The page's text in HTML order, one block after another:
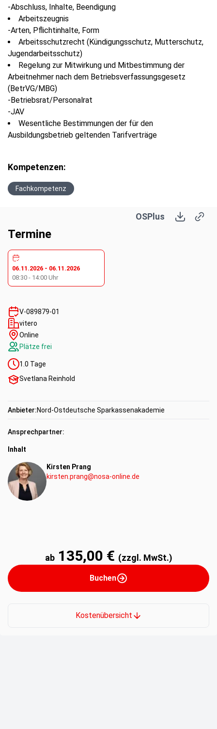
-Abschluss, Inhalte, Beendigung
Arbeitszeugnis
-Arten, Pflichtinhalte, Form
Arbeitsschutzrecht (Kündigungsschutz, Mutterschutz,
Jugendarbeitsschutz)
Regelung zur Mitwirkung und Mitbestimmung der
Arbeitnehmer nach dem Betriebsverfassungsgesetz
(BetrVG/MBG)
-Betriebsrat/Personalrat
-JAV
Wesentliche Bestimmungen der für den
Ausbildungsbetrieb geltenden Tarifverträge
Kompetenzen:
Fachkompetenz
OSPlus
Termine
06.11.2026 - 06.11.2026
08:30 - 14:00 Uhr
V-089879-01
vitero
Online
Plätze frei
1.0 Tage
Svetlana Reinhold
Anbieter:Nord-Ostdeutsche Sparkassenakademie
Ansprechpartner:
Inhalt
Kirsten Prang
kirsten.prang@nosa-online.de
ab 135,00 € (zzgl. MwSt.)
Buchen
Kostenübersicht